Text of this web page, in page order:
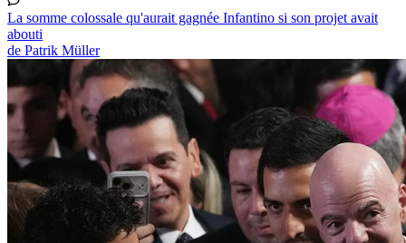
La somme colossale qu'aurait gagnée Infantino si son projet avait
abouti
de Patrik Müller